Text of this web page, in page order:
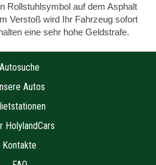
Rollstuhlsymbol auf dem Asphalt
Verstoß wird Ihr Fahrzeug sofort
eine sehr hohe Geldstrafe.
Autosuche
Autos
HolylandCars
Kontakte